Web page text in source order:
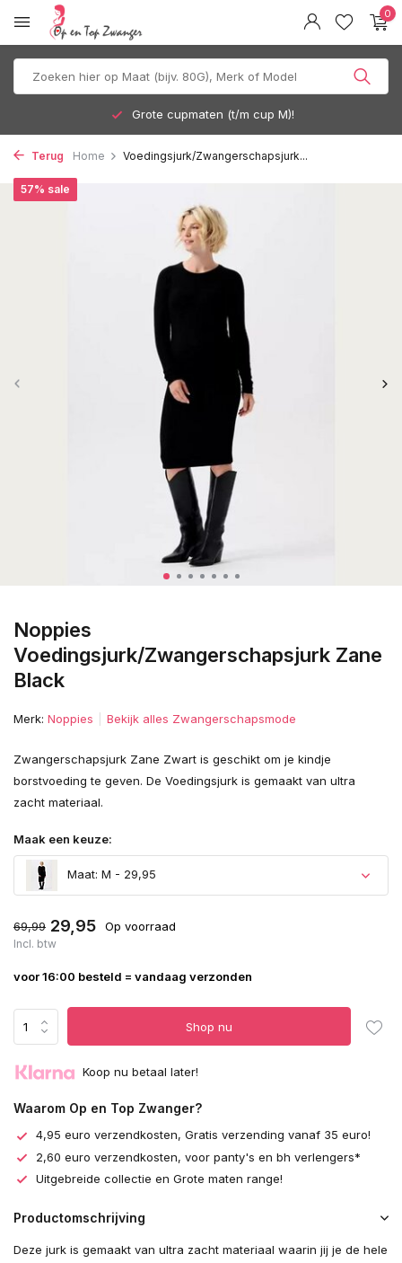
0
Grote cupmaten (t/m cup M)!
Terug Home Voedingsjurk/Zwangerschapsjurk...
Noppies
Voedingsjurk/Zwangerschapsjurk Zane
Black
57% sale
Merk: Noppies Bekijk alles Zwangerschapsmode
Zwangerschapsjurk Zane Zwart is geschikt om je kindje
borstvoeding te geven. De Voedingsjurk is gemaakt van ultra
zacht materiaal.
Maak een keuze:
Maat: M - 29,95
69,99 29,95 Op voorraad
Incl. btw
voor 16:00 besteld = vandaag verzonden
Shop nu
Koop nu betaal later!
Waarom Op en Top Zwanger?
4,95 euro verzendkosten, Gratis verzending vanaf 35 euro!
2,60 euro verzendkosten, voor panty's en bh verlengers*
Uitgebreide collectie en Grote maten range!
Productomschrijving
Deze jurk is gemaakt van ultra zacht materiaal waarin jij je de hele